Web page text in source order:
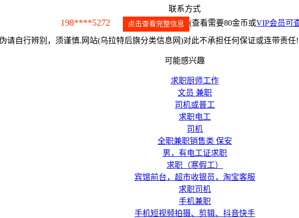
联系方式
198****5272 点击查看完整信息 (查看需要80金币或VIP会员可
请自行辨别，须谨慎.网站(乌拉特后旗分类信息网)对此不承担任何保证或连带责任
可能感兴趣
求职厨师工作
文员 兼职
司机或普工
求职电工
司机
全职兼职销售类 保安
男，有电工证求职
求职（寒假工）
宾馆前台，超市收银员，淘宝客服
求职司机
手机兼职
手机短视频拍摄、剪辑、抖音快手